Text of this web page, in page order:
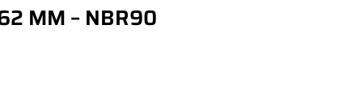
MM – NBR90